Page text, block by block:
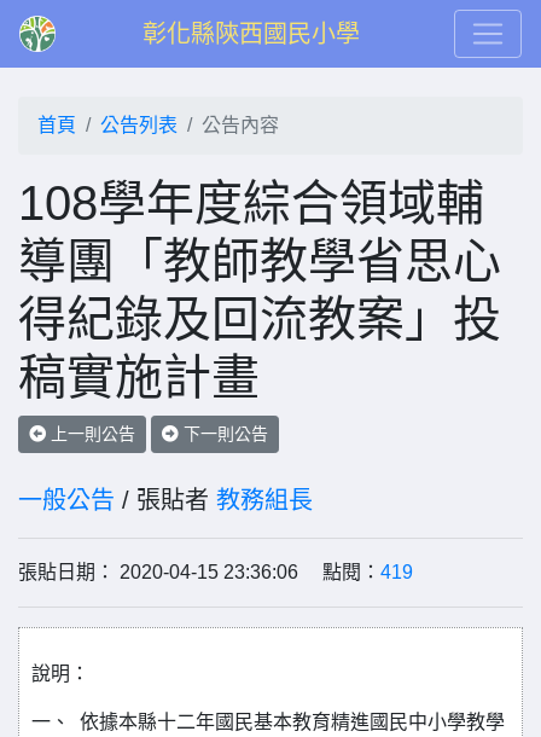
彰化縣陝西國民小學
首頁 公告列表 公告內容
108學年度綜合領域輔
導團「教師教學省思心
得紀錄及回流教案」投
稿實施計畫
上一則公告 下一則公告
一般公告 / 張貼者 教務組長
張貼日期： 2020-04-15 23:36:06 點閱： 419
說明：
一、 依據本縣十二年國民基本教育精進國民中小學教學